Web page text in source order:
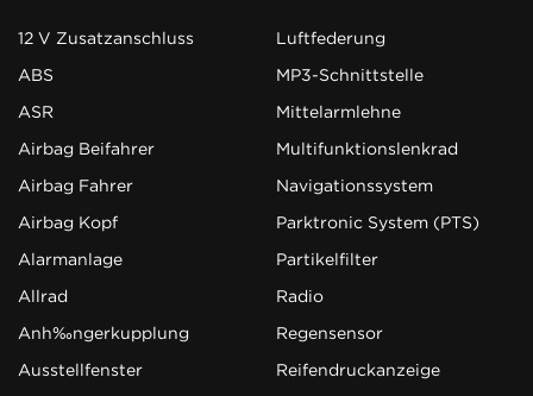
12 V Zusatzanschluss
ABS
ASR
Airbag Beifahrer
Airbag Fahrer
Airbag Kopf
Alarmanlage
Allrad
Anhängerkupplung
Ausstellfenster
Luftfederung
MP3-Schnittstelle
Mittelarmlehne
Multifunktionslenkrad
Navigationssystem
Parktronic System (PTS)
Partikelfilter
Radio
Regensensor
Reifendruckanzeige